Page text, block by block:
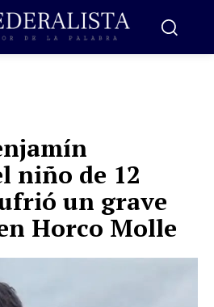
niño de 12
un grave
Horco Molle